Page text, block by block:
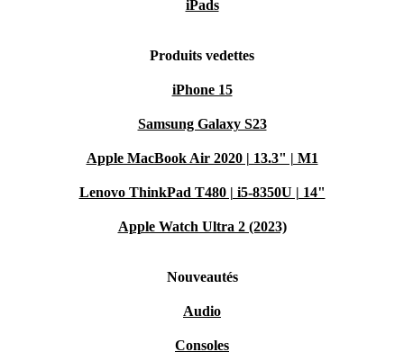
iPads
Produits vedettes
iPhone 15
Samsung Galaxy S23
Apple MacBook Air 2020 | 13.3" | M1
Lenovo ThinkPad T480 | i5-8350U | 14"
Apple Watch Ultra 2 (2023)
Nouveautés
Audio
Consoles